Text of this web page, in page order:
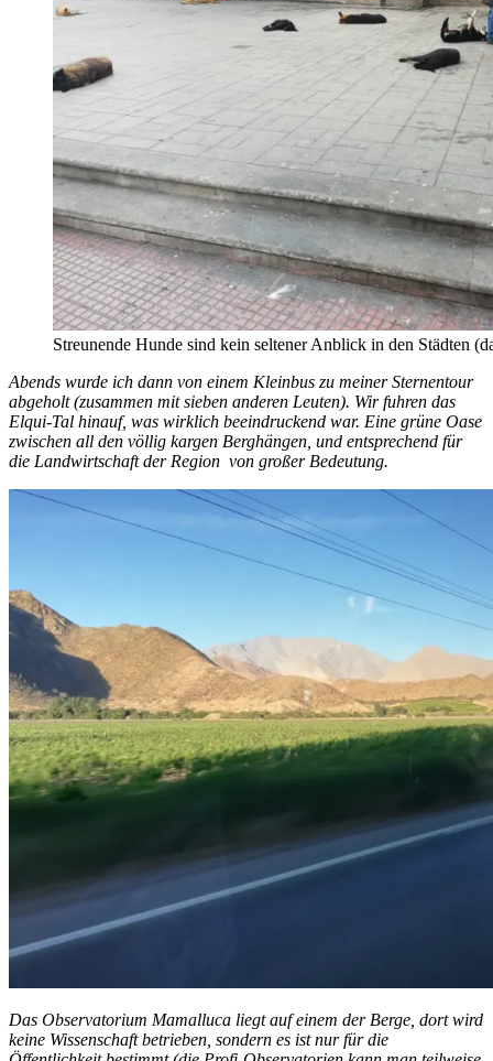
Streunende Hunde sind kein seltener Anblick in den Städten
Abends wurde ich dann von einem Kleinbus zu meiner Sternentour
abgeholt (zusammen mit sieben anderen Leuten). Wir fuhren das
Elqui-Tal hinauf, was wirklich beeindruckend war. Eine grüne Oase
zwischen all den völlig kargen Berghängen, und entsprechend für
die Landwirtschaft der Region von großer Bedeutung.
Das Observatorium Mamalluca liegt auf einem der Berge, dort wird
keine Wissenschaft betrieben, sondern es ist nur für die